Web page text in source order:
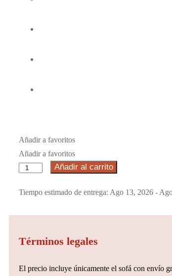
Añadir a favoritos
Añadir a favoritos
Añadir al carrito
Tiempo estimado de entrega: Ago 13, 2026 -
Términos legales
El precio incluye únicamente el sofá con envío